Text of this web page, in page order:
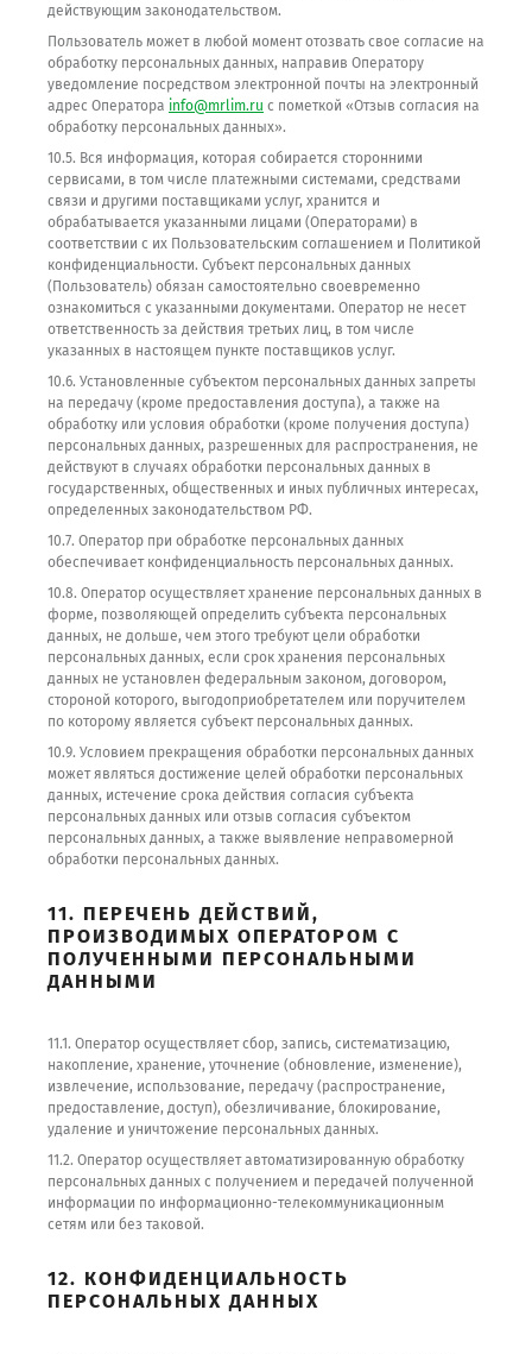
действующим законодательством.
Пользователь может в любой момент отозвать свое согласие на
обработку персональных данных, направив Оператору
уведомление посредством электронной почты на электронный
адрес Оператора info@mrlim.ru с пометкой «Отзыв согласия на
обработку персональных данных».
10.5. Вся информация, которая собирается сторонними
сервисами, в том числе платежными системами, средствами
связи и другими поставщиками услуг, хранится и
обрабатывается указанными лицами (Операторами) в
соответствии с их Пользовательским соглашением и Политикой
конфиденциальности. Субъект персональных данных
(Пользователь) обязан самостоятельно своевременно
ознакомиться с указанными документами. Оператор не несет
ответственность за действия третьих лиц, в том числе
указанных в настоящем пункте поставщиков услуг.
10.6. Установленные субъектом персональных данных запреты
на передачу (кроме предоставления доступа), а также на
обработку или условия обработки (кроме получения доступа)
персональных данных, разрешенных для распространения, не
действуют в случаях обработки персональных данных в
государственных, общественных и иных публичных интересах,
определенных законодательством РФ.
10.7. Оператор при обработке персональных данных
обеспечивает конфиденциальность персональных данных.
10.8. Оператор осуществляет хранение персональных данных в
форме, позволяющей определить субъекта персональных
данных, не дольше, чем этого требуют цели обработки
персональных данных, если срок хранения персональных
данных не установлен федеральным законом, договором,
стороной которого, выгодоприобретателем или поручителем
по которому является субъект персональных данных.
10.9. Условием прекращения обработки персональных данных
может являться достижение целей обработки персональных
данных, истечение срока действия согласия субъекта
персональных данных или отзыв согласия субъектом
персональных данных, а также выявление неправомерной
обработки персональных данных.
11. ПЕРЕЧЕНЬ ДЕЙСТВИЙ,
ПРОИЗВОДИМЫХ ОПЕРАТОРОМ С
ПОЛУЧЕННЫМИ ПЕРСОНАЛЬНЫМИ
ДАННЫМИ
11.1. Оператор осуществляет сбор, запись, систематизацию,
накопление, хранение, уточнение (обновление, изменение),
извлечение, использование, передачу (распространение,
предоставление, доступ), обезличивание, блокирование,
удаление и уничтожение персональных данных.
11.2. Оператор осуществляет автоматизированную обработку
персональных данных с получением и передачей полученной
информации по информационно-телекоммуникационным
сетям или без таковой.
12. КОНФИДЕНЦИАЛЬНОСТЬ
ПЕРСОНАЛЬНЫХ ДАННЫХ